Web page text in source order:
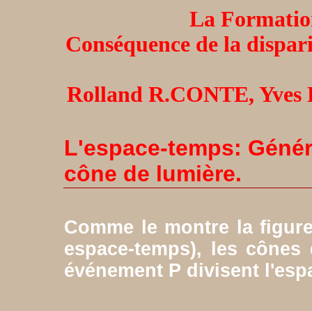
La
Conséquence de la
Rolland R.CONTE,
L'espace-temps:
cône de lumière.
Comme le montre la
espace-temps), les
événement P divisent